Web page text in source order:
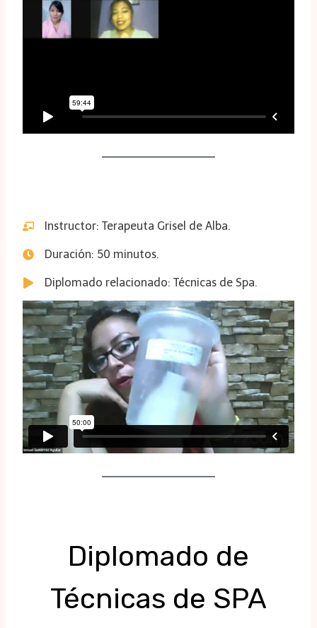
Instructor: Terapeuta Grisel de Alba.
Duración: 50 minutos.
Diplomado relacionado: Técnicas de Spa.
Diplomado de
Técnicas de SPA